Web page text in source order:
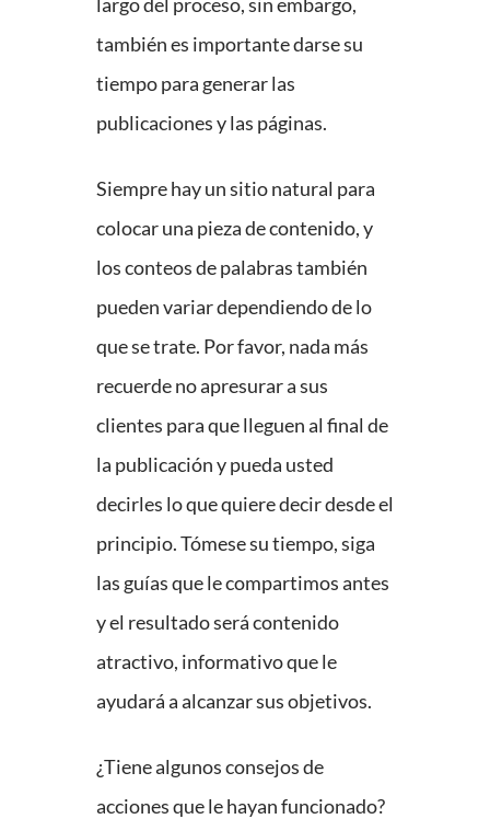
también es importante darse su
tiempo para generar las
publicaciones y las páginas.
Siempre hay un sitio natural para
colocar una pieza de contenido, y
los conteos de palabras también
pueden variar dependiendo de lo
que se trate. Por favor, nada más
recuerde no apresurar a sus
clientes para que lleguen al final de
la publicación y pueda usted
decirles lo que quiere decir desde el
principio. Tómese su tiempo, siga
las guías que le compartimos antes
y el resultado será contenido
atractivo, informativo que le
ayudará a alcanzar sus objetivos.
¿Tiene algunos consejos de
acciones que le hayan funcionado?